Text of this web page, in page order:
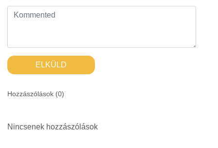
ELKÜLD
Hozzászólások (0)
Nincsenek hozzászólások